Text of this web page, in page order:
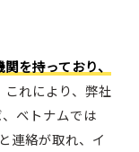
を持っており、
これにより、弊社
ベトナムでは
連絡が取れ、イ